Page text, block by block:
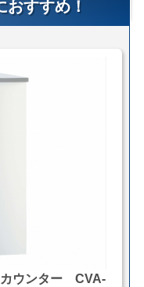
税別）
となります。
税別）
おすすめ！
ウンター CVA-